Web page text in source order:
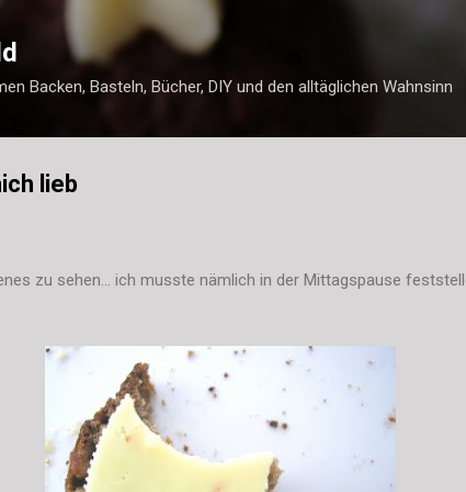
Direkt zum Hauptbereich
Backen, Basteln, Bücher, DIY und den alltäglichen Wahnsinn
lieb
zu sehen... ich musste nämlich in der Mittagspause